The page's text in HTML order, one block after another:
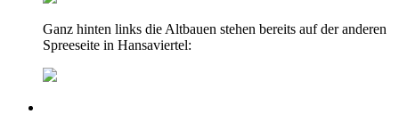
Ganz hinten links die Altbauen stehen bereits auf der anderen
Spreeseite in Hansaviertel: